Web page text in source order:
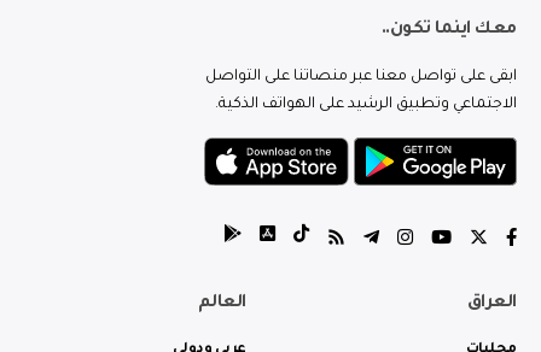
معك اينما تكون..
ابقى على تواصل معنا عبر منصاتنا على التواصل
الاجتماعي وتطبيق الرشيد على الهواتف الذكية.
العراق العالم